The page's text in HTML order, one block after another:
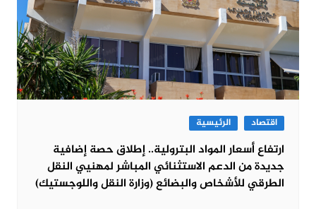
اقتصاد الرئيسية
ارتفاع أسعار المواد البترولية.. إطلاق حصة إضافية
جديدة من الدعم الاستثنائي المباشر لمهنيي النقل
الطرقي للأشخاص والبضائع (وزارة النقل واللوجستيك)